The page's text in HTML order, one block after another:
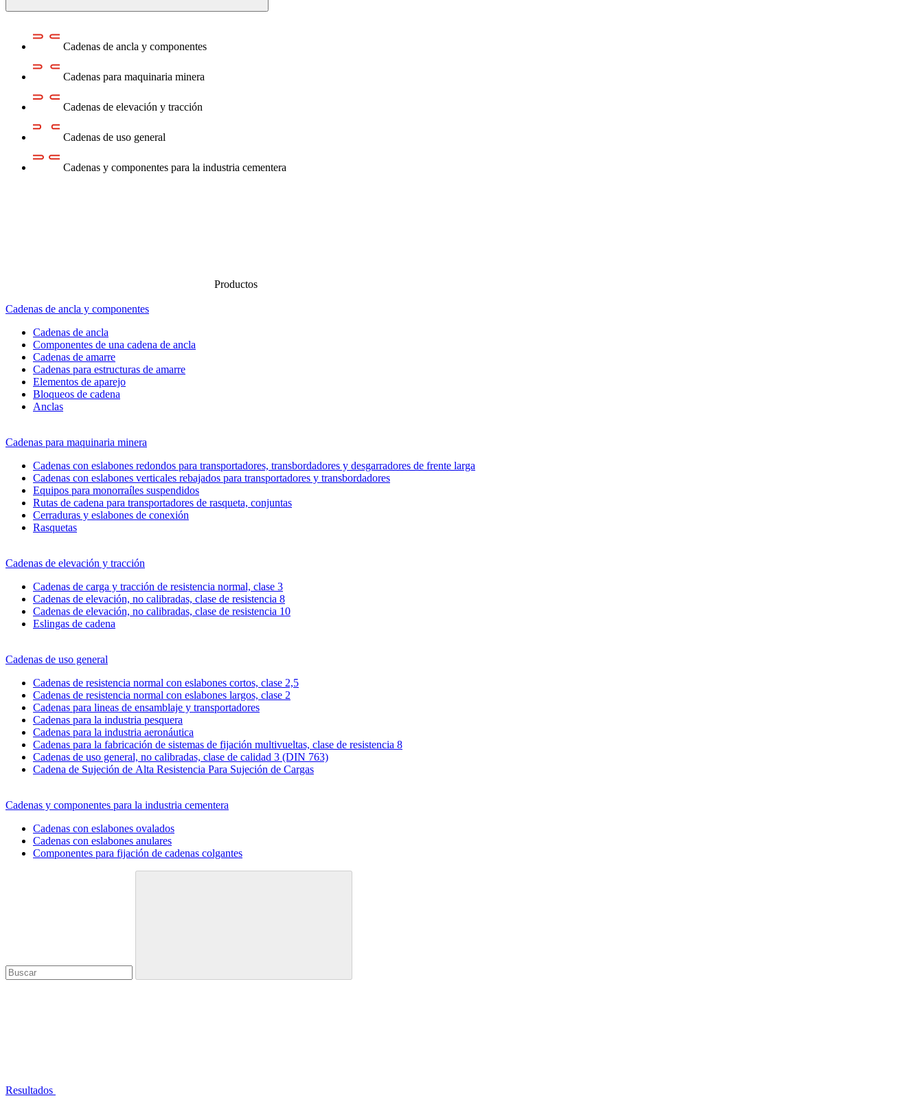
Cadenas de ancla y componentes
Cadenas para maquinaria minera
Cadenas de elevación y tracción
Cadenas de uso general
Cadenas y componentes para la industria cementera
Productos
Cadenas de ancla y componentes
Cadenas de ancla
Componentes de una cadena de ancla
Cadenas de amarre
Cadenas para estructuras de amarre
Elementos de aparejo
Bloqueos de cadena
Anclas
Cadenas para maquinaria minera
Cadenas con eslabones redondos para transportadores, transbordadores y desgarradores de frente larga
Cadenas con eslabones verticales rebajados para transportadores y transbordadores
Equipos para monorraíles suspendidos
Rutas de cadena para transportadores de rasqueta, conjuntas
Cerraduras y eslabones de conexión
Rasquetas
Cadenas de elevación y tracción
Cadenas de carga y tracción de resistencia normal, clase 3
Cadenas de elevación, no calibradas, clase de resistencia 8
Cadenas de elevación, no calibradas, clase de resistencia 10
Eslingas de cadena
Cadenas de uso general
Cadenas de resistencia normal con eslabones cortos, clase 2,5
Cadenas de resistencia normal con eslabones largos, clase 2
Cadenas para lineas de ensamblaje y transportadores
Cadenas para la industria pesquera
Cadenas para la industria aeronáutica
Cadenas para la fabricación de sistemas de fijación multivueltas, clase de resistencia 8
Cadenas de uso general, no calibradas, clase de calidad 3 (DIN 763)
Cadena de Sujeción de Alta Resistencia Para Sujeción de Cargas
Cadenas y componentes para la industria cementera
Cadenas con eslabones ovalados
Cadenas con eslabones anulares
Componentes para fijación de cadenas colgantes
Resultados